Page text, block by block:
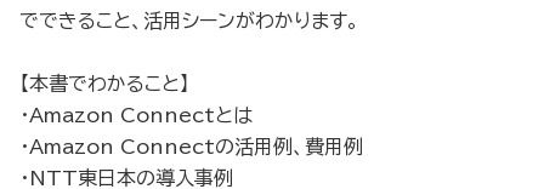
でできること、​活用シーンがわかります。​
【本書でわかること】
・Amazon Connectとは​
・Amazon Connectの活用例、費用例​
・NTT東日本の導入事例​